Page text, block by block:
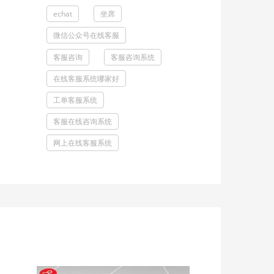
echat 坐席
微信公众号在线客服
客服咨询 客服咨询系统
在线客服系统哪家好
工单客服系统
客服在线咨询系统
网上在线客服系统